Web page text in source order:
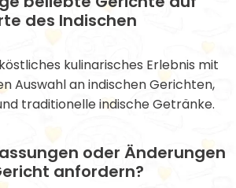
des Indischen
kulinarisches Erlebnis mit
Auswahl an indischen Gerichten,
traditionelle indische Getränke.
oder Änderungen
anfordern?